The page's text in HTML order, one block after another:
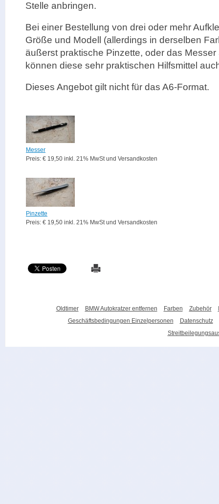
Stelle anbringen.
Bei einer Bestellung von drei oder mehr
Größe und Modell
(allerdings in derselben
äußerst praktische Pinzette, oder das
können diese sehr praktischen Hilfsmittel
Dieses Angebot gilt nicht für das A6-Format.
Messer
Preis: € 19,50 inkl. 21% MwSt und Versandkosten
Pinzette
Preis: € 19,50 inkl. 21% MwSt und Versandkosten
Oldtimer BMW Autokratzer entfernen Farben Zubehör
Geschäftsbedingungen Einzelpersonen
Datenschutz